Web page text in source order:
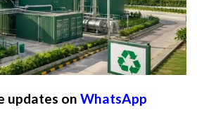
updates on WhatsApp